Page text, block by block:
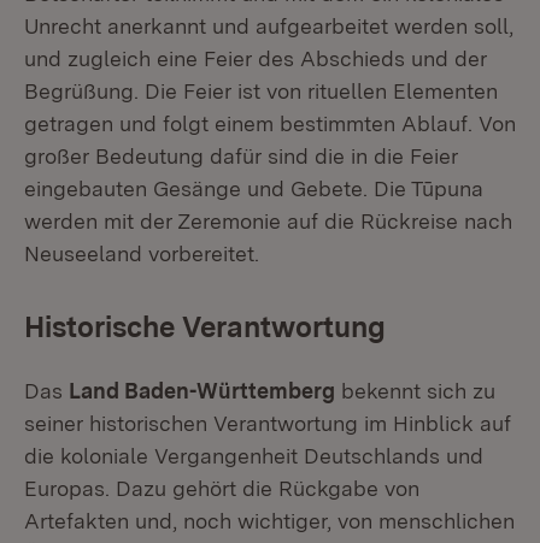
Unrecht anerkannt und aufgearbeitet werden soll,
und zugleich eine Feier des Abschieds und der
Begrüßung. Die Feier ist von rituellen Elementen
getragen und folgt einem bestimmten Ablauf. Von
großer Bedeutung dafür sind die in die Feier
eingebauten Gesänge und Gebete. Die Tūpuna
werden mit der Zeremonie auf die Rückreise nach
Neuseeland vorbereitet.
Historische Verantwortung
Das Land Baden-Württemberg bekennt sich zu
seiner historischen Verantwortung im Hinblick auf
die koloniale Vergangenheit Deutschlands und
Europas. Dazu gehört die Rückgabe von
Artefakten und, noch wichtiger, von menschlichen